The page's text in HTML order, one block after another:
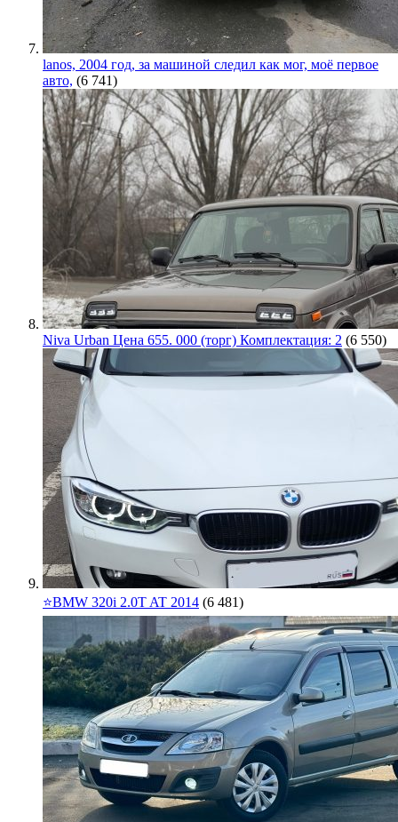
lanos, 2004 год, за машиной следил как мог, моё первое
авто, (6 741)
Niva Urban Цена 655. 000 (торг) Комплектация: 2 (6 550)
⭐️BMW 320i 2.0T AT 2014 (6 481)